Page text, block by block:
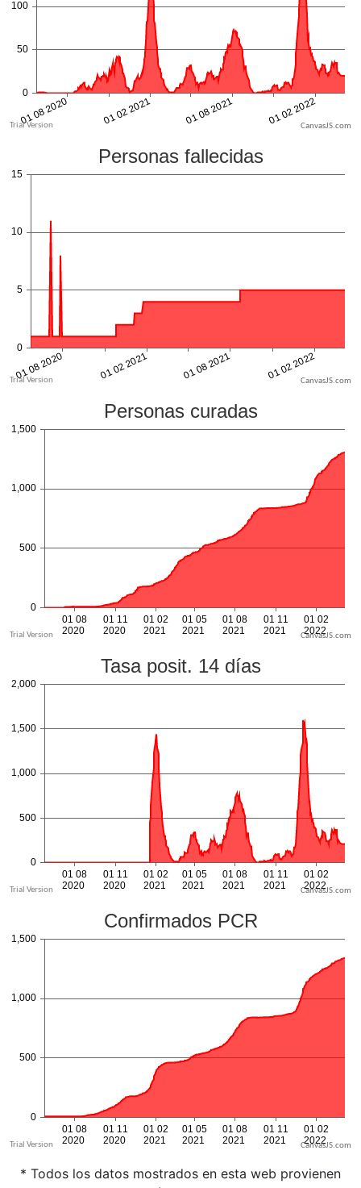
CanvasJS.com
CanvasJS.com
CanvasJS.com
CanvasJS.com
CanvasJS.com
* Todos los datos mostrados en esta web provienen